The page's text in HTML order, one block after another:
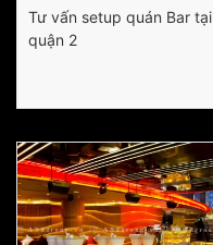
Tư vấn setup quán Bar tại
quận 2